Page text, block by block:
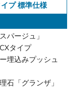
プ 標準仕様
パージュ」
タイプ
埋込みプッシュ
石「グランザ」